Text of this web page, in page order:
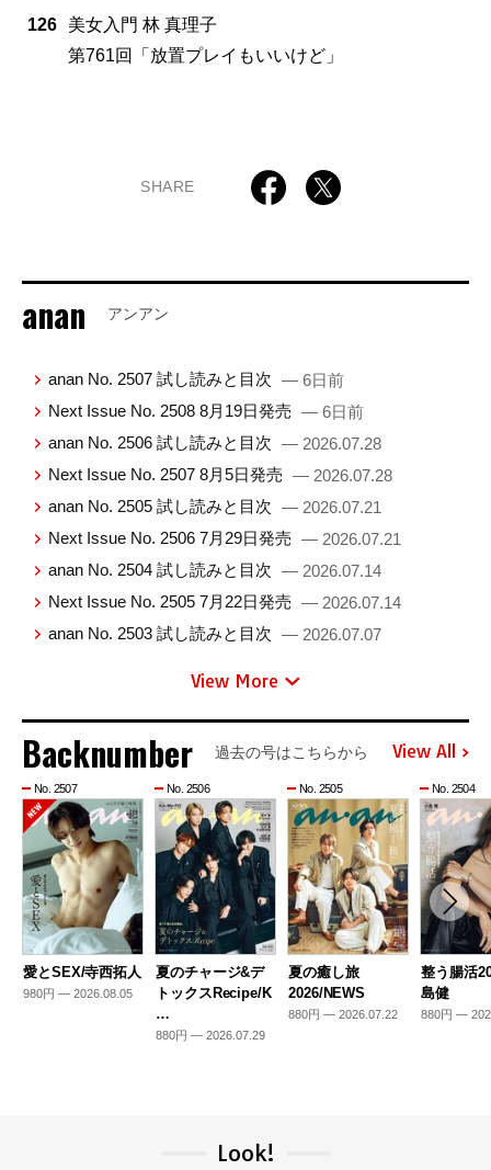
126
美女入門 林 真理子
第761回「放置プレイもいいけど」
SHARE
anan アンアン
anan No. 2507 試し読みと目次 — 6日前
Next Issue No. 2508 8月19日発売 — 6日前
anan No. 2506 試し読みと目次 — 2026.07.28
Next Issue No. 2507 8月5日発売 — 2026.07.28
anan No. 2505 試し読みと目次 — 2026.07.21
Next Issue No. 2506 7月29日発売 — 2026.07.21
anan No. 2504 試し読みと目次 — 2026.07.14
Next Issue No. 2505 7月22日発売 — 2026.07.14
anan No. 2503 試し読みと目次 — 2026.07.07
View More
Backnumber 過去の号はこちらから View All
No. 2507
愛とSEX/寺西拓人
980円 — 2026.08.05
No. 2506
夏のチャージ&デ
トックスRecipe/K
…
880円 — 2026.07.29
No. 2505
夏の癒し旅
2026/NEWS
880円 — 2026.07.22
No. 2504
整う腸活
島健
880円 —
Look!